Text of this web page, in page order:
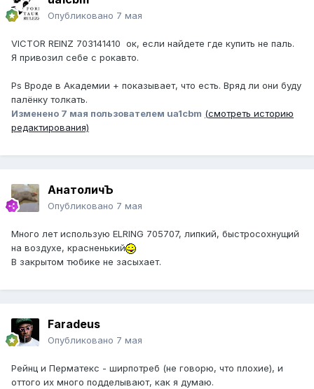
Опубликовано 7 мая
VICTOR REINZ 703141410 ок, если найдете где купить не паль.
Я привозил себе с рокавто.
Ps Вроде в Академии + показывает, что есть. Вряд ли они буду
палёнку толкать.
Изменено 7 мая пользователем ua1cbm (смотреть историю
редактирования)
АнатоличЪ
Опубликовано 7 мая
Много лет использую ELRING 705707, липкий, быстросохнущий
на воздухе, красненький
В закрытом тюбике не засыхает.
Faradeus
Опубликовано 7 мая
Рейнц и Перматекс - ширпотреб (не говорю, что плохие), и
оттого их много подделывают, как я думаю.